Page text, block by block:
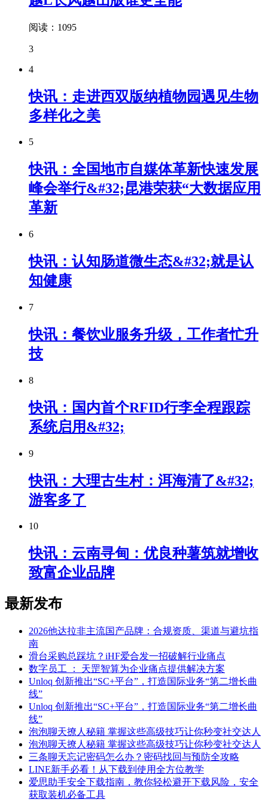
阅读：1095
3
4
快讯：走进西双版纳植物园遇见生物
多样化之美
5
快讯：全国地市自媒体革新快速发展
峰会举行&#32;昆港荣获“大数据应用
革新
6
快讯：认知肠道微生态&#32;就是认
知健康
7
快讯：餐饮业服务升级，工作者忙升
技
8
快讯：国内首个RFID行李全程跟踪
系统启用&#32;
9
快讯：大理古生村：洱海清了&#32;
游客多了
10
快讯：云南寻甸：优良种薯筑就增收
致富企业品牌
最新发布
2026他达拉非主流国产品牌：合规资质、渠道与避坑指
南
滑台采购总踩坑？iHF爱合发一招破解行业痛点
数字员工 ： 天罡智算为企业痛点提供解决方案
Unloq 创新推出“SC+平台”，打造国际业务“第二增长曲
线”
Unloq 创新推出“SC+平台”，打造国际业务“第二增长曲
线”
泡泡聊天撩人秘籍 掌握这些高级技巧让你秒变社交达人
泡泡聊天撩人秘籍 掌握这些高级技巧让你秒变社交达人
三条聊天忘记密码怎么办？密码找回与预防全攻略
LINE新手必看！从下载到使用全方位教学
爱思助手安全下载指南，教你轻松避开下载风险，安全
获取装机必备工具